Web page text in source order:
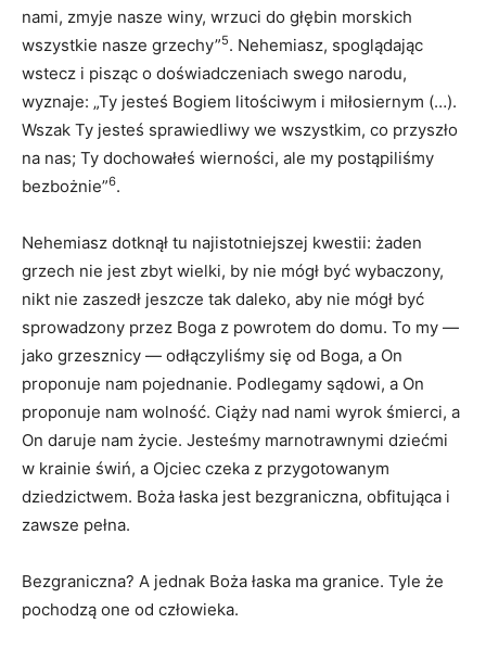
nami, zmyje nasze winy, wrzuci do głębin morskich
wszystkie nasze grzechy”5. Nehemiasz, spoglądając
wstecz i pisząc o doświadczeniach swego narodu,
wyznaje: „Ty jesteś Bogiem litościwym i miłosiernym (…).
Wszak Ty jesteś sprawiedliwy we wszystkim, co przyszło
na nas; Ty dochowałeś wierności, ale my postąpiliśmy
bezbożnie”6.
Nehemiasz dotknął tu najistotniejszej kwestii: żaden
grzech nie jest zbyt wielki, by nie mógł być wybaczony,
nikt nie zaszedł jeszcze tak daleko, aby nie mógł być
sprowadzony przez Boga z powrotem do domu. To my —
jako grzesznicy — odłączyliśmy się od Boga, a On
proponuje nam pojednanie. Podlegamy sądowi, a On
proponuje nam wolność. Ciąży nad nami wyrok śmierci, a
On daruje nam życie. Jesteśmy marnotrawnymi dziećmi
w krainie świń, a Ojciec czeka z przygotowanym
dziedzictwem. Boża łaska jest bezgraniczna, obfitująca i
zawsze pełna.
Bezgraniczna? A jednak Boża łaska ma granice. Tyle że
pochodzą one od człowieka.